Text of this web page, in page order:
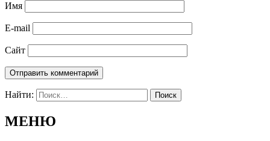
Имя
E-mail
Сайт
Найти:
МЕНЮ